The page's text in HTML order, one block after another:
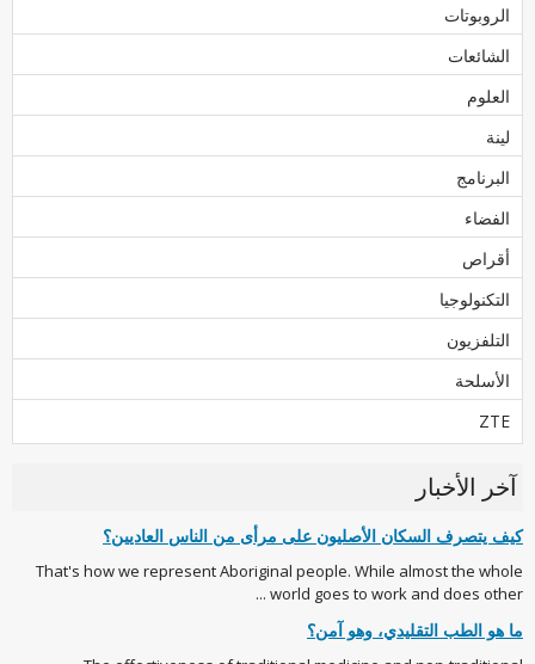
الروبوتات
الشائعات
العلوم
لينة
البرنامج
الفضاء
أقراص
التكنولوجيا
التلفزيون
الأسلحة
ZTE
آخر الأخبار
كيف يتصرف السكان الأصليون على مرأى من الناس العاديين؟
That's how we represent Aboriginal people. While almost the whole
world goes to work and does other ...
ما هو الطب التقليدي، وهو آمن؟